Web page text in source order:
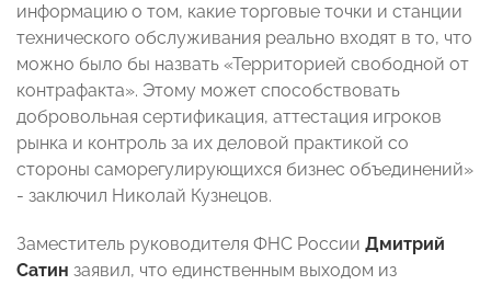
информацию о том, какие торговые точки и станции
технического обслуживания реально входят в то, что
можно было бы назвать «Территорией свободной от
контрафакта». Этому может способствовать
добровольная сертификация, аттестация игроков
рынка и контроль за их деловой практикой со
стороны саморегулирующихся бизнес объединений»
- заключил Николай Кузнецов.
Заместитель руководителя ФНС России Дмитрий
Сатин заявил, что единственным выходом из